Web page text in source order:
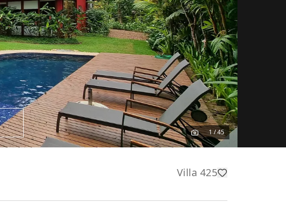
1/45
Villa 425